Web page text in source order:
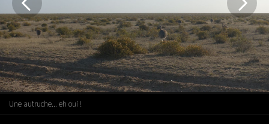
Une autruche... eh oui !